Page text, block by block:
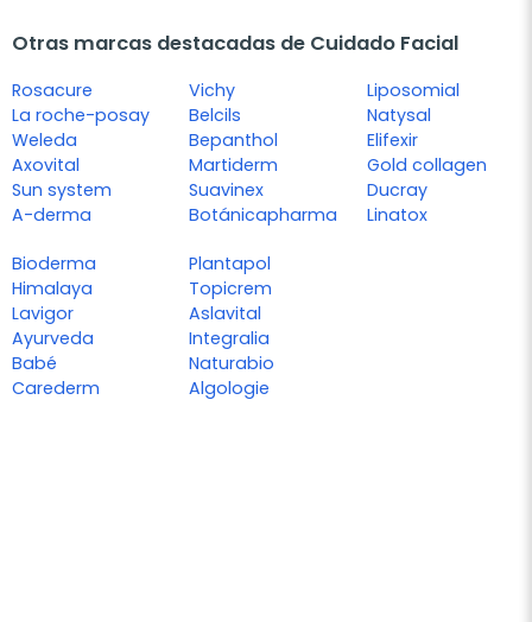
Otras marcas destacadas de Cuidado Facial
Rosacure
La roche-posay
Weleda
Axovital
Sun system
A-derma
Vichy
Belcils
Bepanthol
Martiderm
Suavinex
Botánicapharma
Liposomial
Natysal
Elifexir
Gold collagen
Ducray
Linatox
Bioderma
Himalaya
Lavigor
Ayurveda
Babé
Carederm
Plantapol
Topicrem
Aslavital
Integralia
Naturabio
Algologie